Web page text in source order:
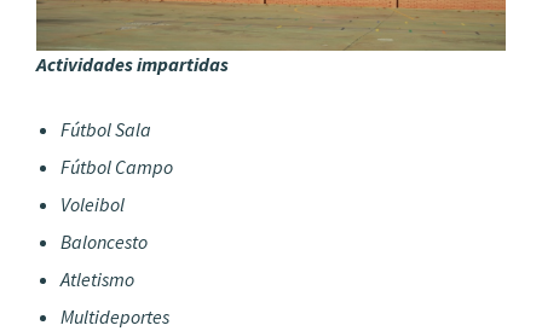
Actividades impartidas
Fútbol Sala
Fútbol Campo
Voleibol
Baloncesto
Atletismo
Multideportes